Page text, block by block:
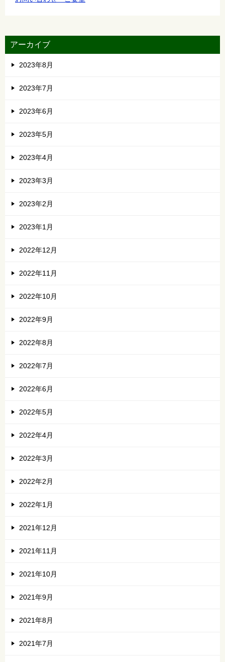
アーカイブ
2023年8月
2023年7月
2023年6月
2023年5月
2023年4月
2023年3月
2023年2月
2023年1月
2022年12月
2022年11月
2022年10月
2022年9月
2022年8月
2022年7月
2022年6月
2022年5月
2022年4月
2022年3月
2022年2月
2022年1月
2021年12月
2021年11月
2021年10月
2021年9月
2021年8月
2021年7月